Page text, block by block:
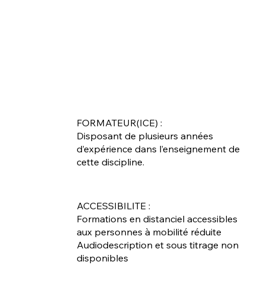
FORMATEUR(ICE) :
Disposant de plusieurs années
d’expérience dans l’enseignement de
cette discipline.
ACCESSIBILITE :
Formations en distanciel accessibles
aux personnes à mobilité réduite
Audiodescription et sous titrage non
disponibles